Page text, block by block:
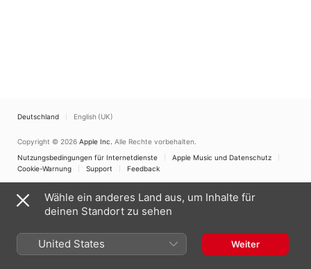
Deutschland English (UK)
Copyright © 2026 Apple Inc. Alle Rechte vorbehalten.
Nutzungsbedingungen für Internetdienste
Apple Music und Datenschutz
Cookie-Warnung
Support Feedback
Wähle ein anderes Land aus, um Inhalte für
deinen Standort zu sehen
United States Weiter